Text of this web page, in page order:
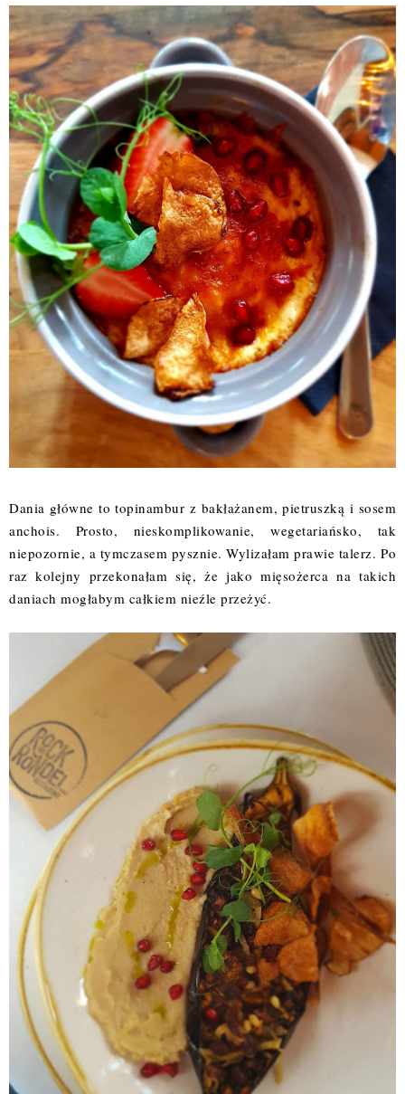
Dania główne to topinambur z bakłażanem, pietruszką i sosem
anchois. Prosto, nieskomplikowanie, wegetariańsko, tak
niepozornie, a tymczasem pysznie. Wylizałam prawie talerz. Po
raz kolejny przekonałam się, że jako mięsożerca na takich
daniach mogłabym całkiem nieźle przeżyć.